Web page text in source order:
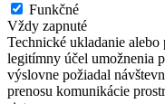
Funkčné
Vždy zapnuté
Technické ukladanie
legitímny účel umožnenia
výslovne požiadal
prenosu komunikácie